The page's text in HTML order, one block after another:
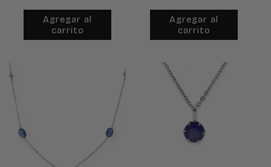
Agregar al
carrito
habitual
Agregar al
carrito